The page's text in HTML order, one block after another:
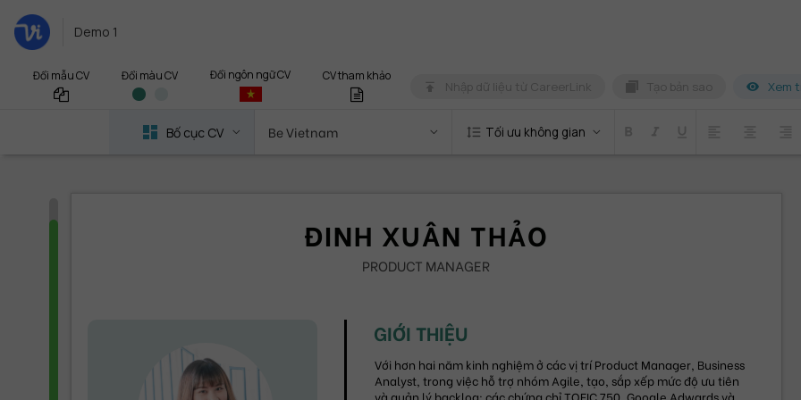
Demo 1
Đổi mẫu CV Đổi màu CV Đổi ngôn ngữ CV CV tham khảo
Nhập dữ liệu từ CareerLink Tạo bản sao Xem
Bố cục CV Be Vietnam format_line_spacing Tối ưu không gian format_bold format_italic format_underlined
ĐINH XUÂN THẢO
PRODUCT MANAGER
GIỚI THIỆU
Với hơn hai năm kinh nghiệm ở các vị trí Product Manager, Business
Analyst, trong việc hỗ trợ nhóm Agile, tạo, sắp xếp mức độ ưu tiên
và quản lý backlog; các chứng chỉ TOEIC 750, Google Adwards và